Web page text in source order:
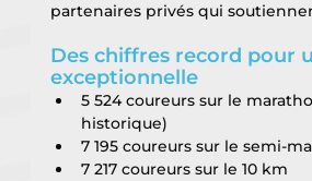
partenaires privés qui
Des chiffres record pour
exceptionnelle
5 524 coureurs sur le
historique)
7 195 coureurs sur le semi-
7 217 coureurs sur le 10 km